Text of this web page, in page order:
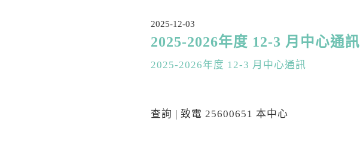
2025-12-03
2025-2026年度 12-3 月中心通訊
2025-2026年度 12-3 月中心通訊
查詢 | 致電 25600651 本中心